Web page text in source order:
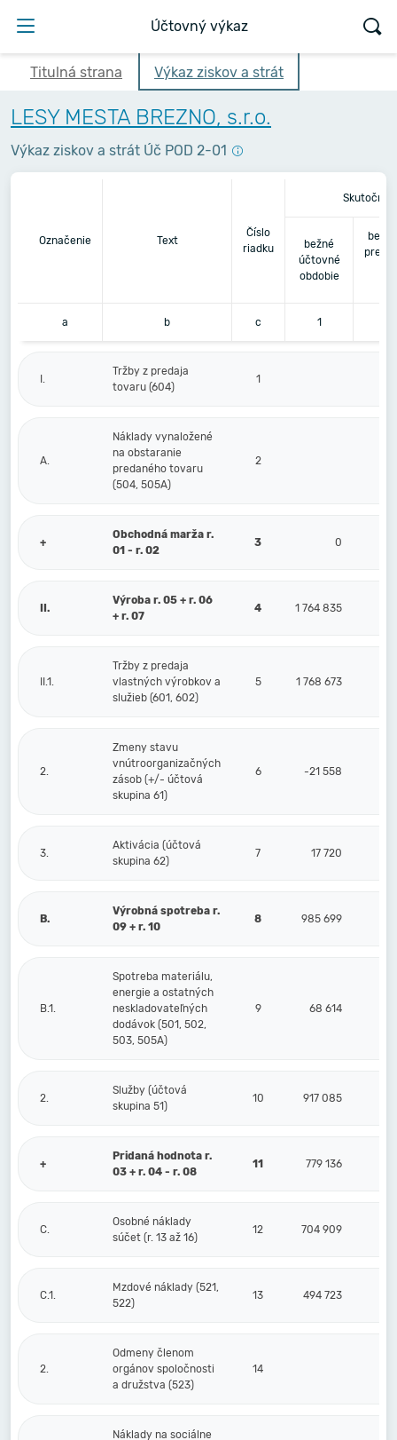
Účtovný výkaz
Titulná strana Výkaz ziskov a strát
LESY MESTA BREZNO, s.r.o.
Výkaz ziskov a strát Úč POD 2-01
Označenie Text
Číslo
riadku
bežné
účtovné
obdobie
a b c 1
I.
Tržby z predaja
tovaru (604)
1
A.
Náklady vynaložené
na obstaranie
predaného tovaru
(504, 505A)
2
+
Obchodná marža r.
01 - r. 02
3 0
II.
Výroba r. 05 + r. 06
+ r. 07
4 1 764 835
II.1.
Tržby z predaja
vlastných výrobkov a
služieb (601, 602)
5 1 768 673
2.
Zmeny stavu
vnútroorganizačných
zásob (+/- účtová
skupina 61)
6 -21 558
3.
Aktivácia (účtová
skupina 62)
7 17 720
B.
Výrobná spotreba r.
09 + r. 10
8 985 699
B.1.
Spotreba materiálu,
energie a ostatných
neskladovateľných
dodávok (501, 502,
503, 505A)
9 68 614
2.
Služby (účtová
skupina 51)
10 917 085
+
Pridaná hodnota r.
03 + r. 04 - r. 08
11 779 136
C.
Osobné náklady
súčet (r. 13 až 16)
12 704 909
C.1.
Mzdové náklady (521,
522)
13 494 723
2.
Odmeny členom
orgánov spoločnosti
a družstva (523)
14
Náklady na sociálne